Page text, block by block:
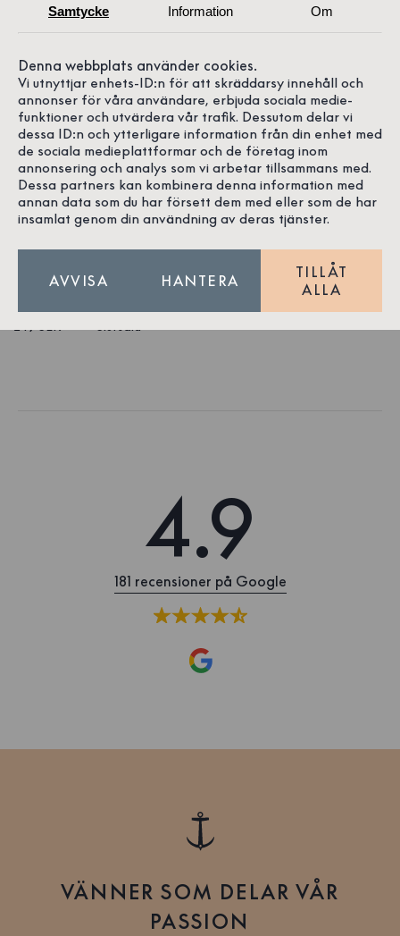
1/3
Ankare Keps Räka
249 SEK Slutsåld
4.9
181 recensioner på Google
VÄNNER SOM DELAR VÅR
PASSION
Samtycke Information Om
Denna webbplats använder cookies.
Vi utnyttjar enhets-ID:n för att skräddarsy innehåll och
annonser för våra användare, erbjuda sociala medie-
funktioner och utvärdera vår trafik. Dessutom delar vi
dessa ID:n och ytterligare information från din enhet med
de sociala medieplattformar och de företag inom
annonsering och analys som vi arbetar tillsammans med.
Dessa partners kan kombinera denna information med
annan data som du har försett dem med eller som de har
insamlat genom din användning av deras tjänster.
AVVISA HANTERA
TILLÅT
ALLA